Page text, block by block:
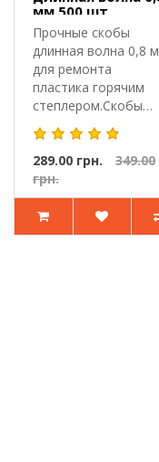
мм 500 шт.
Прочные скобы
длинная волна 0,8
для ремонта
пластика горячим
степлером.Скобы
длинная волна 0,8
мм..
289.00 грн.
349.00
грн.